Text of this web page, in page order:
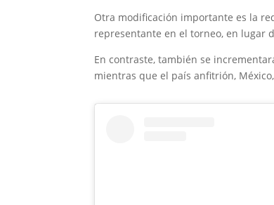
Otra modificación importante es la
representante en el torneo, en lugar
En contraste, también se
mientras que el país anfitrión,